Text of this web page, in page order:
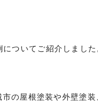
ついてご紹介しました
の屋根塗装や外壁塗